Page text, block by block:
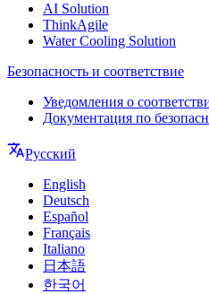
AI Solution
ThinkAgile
Water Cooling Solution
Безопасность и соответствие
Уведомления о
Документация по
Русский
English
Deutsch
Español
Français
Italiano
日本語
한국어